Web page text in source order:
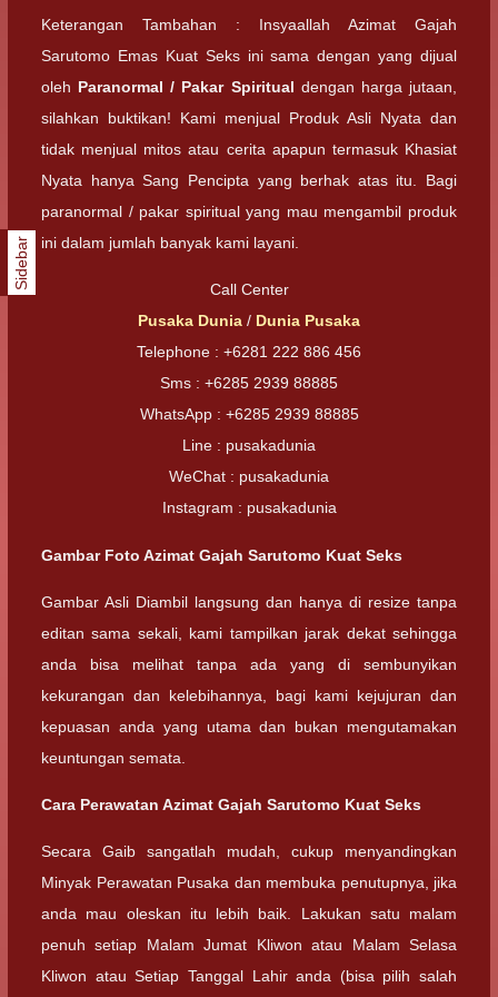
Keterangan Tambahan : Insyaallah Azimat Gajah
Sarutomo Emas Kuat Seks ini sama dengan yang dijual
oleh Paranormal / Pakar Spiritual dengan harga jutaan,
silahkan buktikan! Kami menjual Produk Asli Nyata dan
tidak menjual mitos atau cerita apapun termasuk Khasiat
Nyata hanya Sang Pencipta yang berhak atas itu. Bagi
paranormal / pakar spiritual yang mau mengambil produk
ini dalam jumlah banyak kami layani.
Call Center
Pusaka Dunia / Dunia Pusaka
Telephone : +6281 222 886 456
Sms : +6285 2939 88885
WhatsApp : +6285 2939 88885
Line : pusakadunia
WeChat : pusakadunia
Instagram : pusakadunia
Gambar Foto Azimat Gajah Sarutomo Kuat Seks
Gambar Asli Diambil langsung dan hanya di resize tanpa
editan sama sekali, kami tampilkan jarak dekat sehingga
anda bisa melihat tanpa ada yang di sembunyikan
kekurangan dan kelebihannya, bagi kami kejujuran dan
kepuasan anda yang utama dan bukan mengutamakan
keuntungan semata.
Cara Perawatan Azimat Gajah Sarutomo Kuat Seks
Secara Gaib sangatlah mudah, cukup menyandingkan
Minyak Perawatan Pusaka dan membuka penutupnya, jika
anda mau oleskan itu lebih baik. Lakukan satu malam
penuh setiap Malam Jumat Kliwon atau Malam Selasa
Kliwon atau Setiap Tanggal Lahir anda (bisa pilih salah
Sidebar